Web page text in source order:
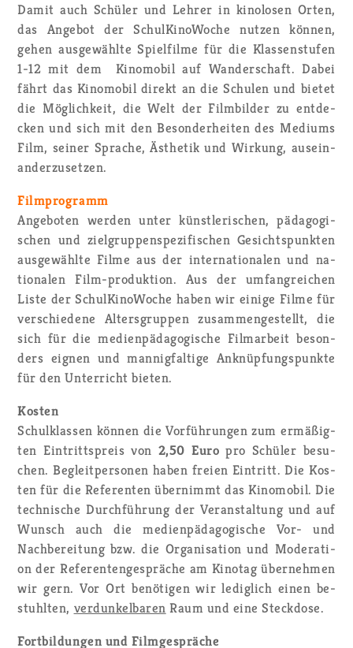
Damit auch Schü­ler und Leh­rer in ki­no­lo­sen Orten,
das An­ge­bot der Schul­Ki­no­Wo­che nut­zen kön­nen,
gehen aus­ge­wähl­te Spiel­fil­me für die Klas­sen­stu­fen
1-12 mit dem Ki­no­mo­bil auf Wan­der­schaft. Dabei
fährt das Ki­no­mo­bil di­rekt an die Schu­len und bie­tet
die Mög­lich­keit, die Welt der Film­bil­der zu ent­de­
cken und sich mit den Be­son­der­hei­ten des Me­di­ums
Film, sei­ner Spra­che, Äs­the­tik und Wir­kung, aus­ein­
an­der­zu­set­zen.
Film­pro­gramm
An­ge­bo­ten wer­den unter künst­le­ri­schen, päd­ago­gi­
schen und ziel­grup­pen­spe­zi­fi­schen Ge­sichts­punk­ten
aus­ge­wähl­te Filme aus der in­ter­na­tio­na­len und na­
tio­na­len Film-pro­duk­ti­on. Aus der um­fang­rei­chen
Liste der Schul­Ki­no­Wo­che haben wir ei­ni­ge Filme für
ver­schie­de­ne Al­ters­grup­pen zu­sam­men­ge­stellt, die
sich für die me­di­en­päd­ago­gi­sche Film­ar­beit be­son­
ders eig­nen und man­nig­fal­ti­ge An­knüp­fungs­punk­te
für den Un­ter­richt bie­ten.
Kos­ten
Schul­klas­sen kön­nen die Vor­füh­run­gen zum er­mä­ßig­
ten Ein­tritts­preis von 2,50 Euro pro Schü­ler be­su­
chen. Be­gleit­per­so­nen haben frei­en Ein­tritt. Die Kos­
ten für die Re­fe­ren­ten über­nimmt das Ki­no­mo­bil. Die
tech­ni­sche Durch­füh­rung der Ver­an­stal­tung und auf
Wunsch auch die me­di­en­päd­ago­gi­sche Vor- und
Nach­be­rei­tung bzw. die Or­ga­ni­sa­ti­on und Mo­dera­ti­
on der Re­fe­ren­ten­ge­sprä­che am Ki­no­tag über­neh­men
wir gern. Vor Ort be­nö­ti­gen wir le­dig­lich einen be­
stuhl­ten, ver­dun­kel­ba­ren Raum und eine Steck­do­se.
Fort­bil­dun­gen und Film­ge­sprä­che